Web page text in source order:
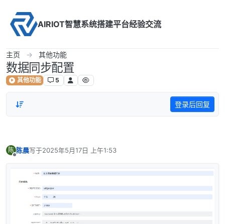
AIRIOT智慧系统搭建平台经验交流
主页 其他功能
数据同步配置
其他功能 5
登录后回复
陈 陈晨写于2025年5月17日 上午1:53
最后由 编辑